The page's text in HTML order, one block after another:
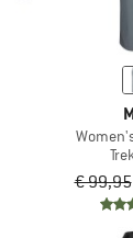
€ 99,95